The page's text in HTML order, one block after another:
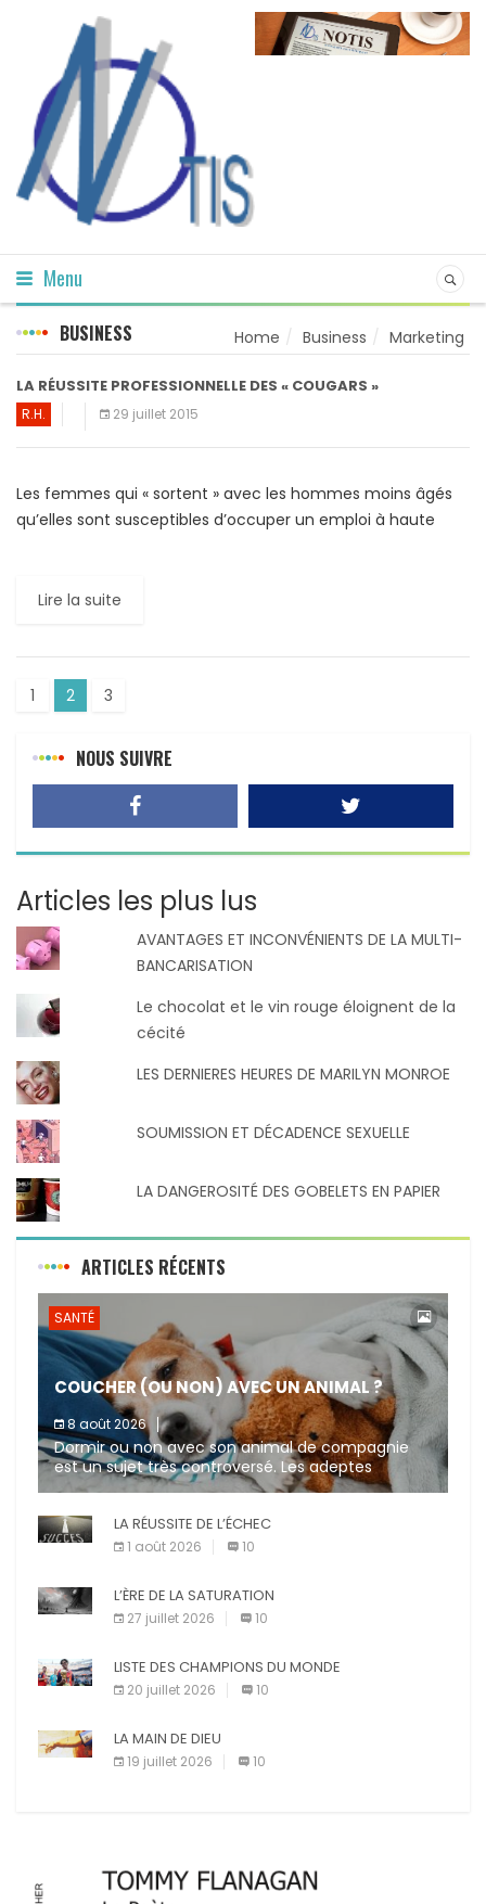
Menu
BUSINESS Home Business Marketing
LA RÉUSSITE PROFESSIONNELLE DES « COUGARS »
R.H. 29 juillet 2015
Les femmes qui « sortent » avec les hommes moins âgés
qu’elles sont susceptibles d’occuper un emploi à haute
Lire la suite
1 2 3
NOUS SUIVRE
Articles les plus lus
AVANTAGES ET INCONVÉNIENTS DE LA MULTI-
BANCARISATION
Le chocolat et le vin rouge éloignent de la
cécité
LES DERNIERES HEURES DE MARILYN MONROE
SOUMISSION ET DÉCADENCE SEXUELLE
LA DANGEROSITÉ DES GOBELETS EN PAPIER
ARTICLES RÉCENTS
SANTÉ
COUCHER (OU NON) AVEC UN ANIMAL ?
8 août 2026
Dormir ou non avec son animal de compagnie
est un sujet très controversé. Les adeptes
affirment que la présence de leur compagnon à
LA RÉUSSITE DE L’ÉCHEC
1 août 2026 10
L’ÈRE DE LA SATURATION
27 juillet 2026 10
LISTE DES CHAMPIONS DU MONDE
20 juillet 2026 10
LA MAIN DE DIEU
19 juillet 2026 10